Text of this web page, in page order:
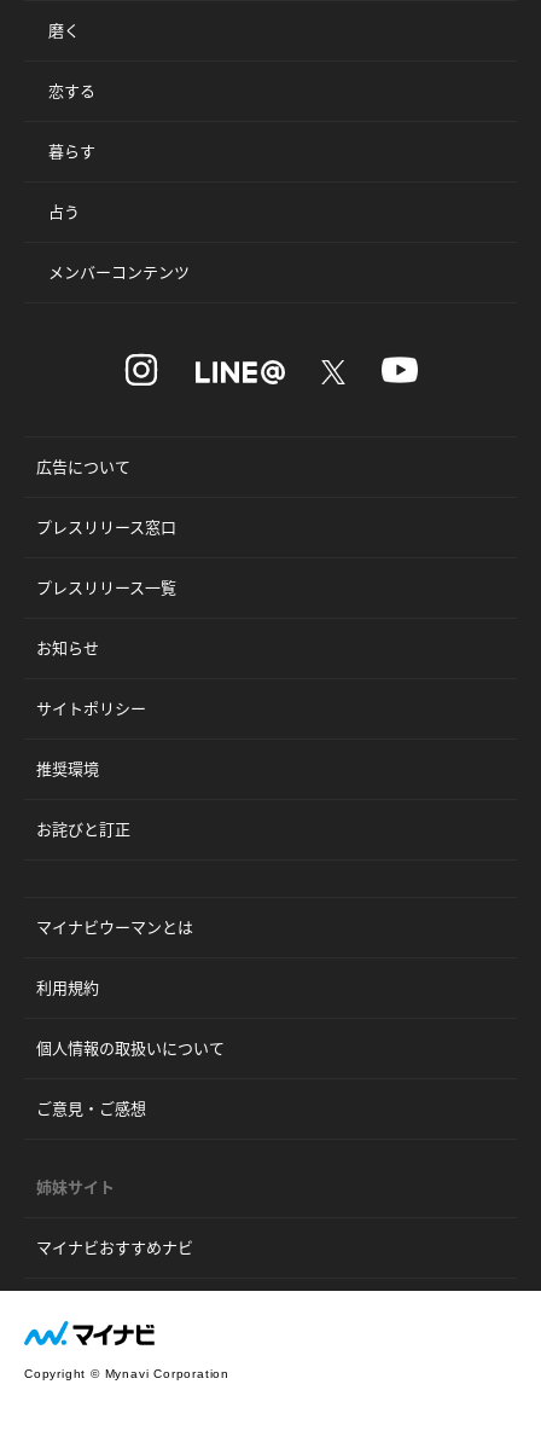
磨く
恋する
暮らす
占う
メンバーコンテンツ
広告について
プレスリリース窓口
プレスリリース一覧
お知らせ
サイトポリシー
推奨環境
お詫びと訂正
マイナビウーマンとは
利用規約
個人情報の取扱いについて
ご意見・ご感想
姉妹サイト
マイナビおすすめナビ
Copyright © Mynavi Corporation